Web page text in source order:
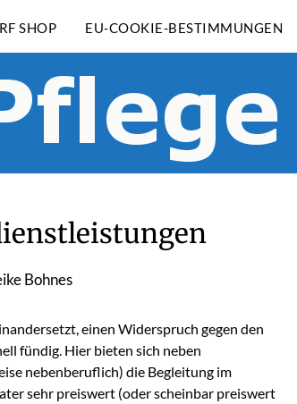
SHOP EU-COOKIE-BESTIMMUNGEN
Bohnes
einen Widerspruch gegen den
fündig. Hier bieten sich neben
nebenberuflich) die Begleitung im
sehr preiswert (oder scheinbar preiswert